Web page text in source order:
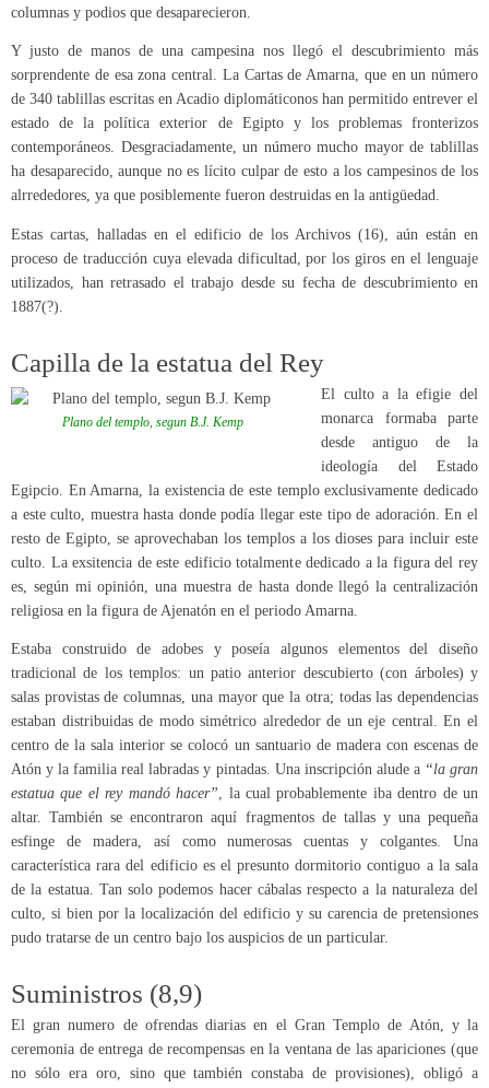
columnas y podios que desaparecieron.
Y justo de manos de una campesina nos llegó el descubrimiento más
sorprendente de esa zona central. La Cartas de Amarna, que en un número
de 340 tablillas escritas en Acadio diplomáticonos han permitido entrever el
estado de la política exterior de Egipto y los problemas fronterizos
contemporáneos. Desgraciadamente, un número mucho mayor de tablillas
ha desaparecido, aunque no es lícito culpar de esto a los campesinos de los
alrrededores, ya que posiblemente fueron destruidas en la antigüedad.
Estas cartas, halladas en el edificio de los Archivos (16), aún están en
proceso de traducción cuya elevada dificultad, por los giros en el lenguaje
utilizados, han retrasado el trabajo desde su fecha de descubrimiento en
1887(?).
Capilla de la estatua del Rey
Plano del templo, segun B.J. Kemp
El culto a la efigie del
monarca formaba parte
desde antiguo de la
ideología del Estado
Egipcio. En Amarna, la existencia de este templo exclusivamente dedicado
a este culto, muestra hasta donde podía llegar este tipo de adoración. En el
resto de Egipto, se aprovechaban los templos a los dioses para incluir este
culto. La exsitencia de este edificio totalmente dedicado a la figura del rey
es, según mi opinión, una muestra de hasta donde llegó la centralización
religiosa en la figura de Ajenatón en el periodo Amarna.
Estaba construido de adobes y poseía algunos elementos del diseño
tradicional de los templos: un patio anterior descubierto (con árboles) y
salas provistas de columnas, una mayor que la otra; todas las dependencias
estaban distribuidas de modo simétrico alrededor de un eje central. En el
centro de la sala interior se colocó un santuario de madera con escenas de
Atón y la familia real labradas y pintadas. Una inscripción alude a “la gran
estatua que el rey mandó hacer”, la cual probablemente iba dentro de un
altar. También se encontraron aquí fragmentos de tallas y una pequeña
esfinge de madera, así como numerosas cuentas y colgantes. Una
característica rara del edificio es el presunto dormitorio contiguo a la sala
de la estatua. Tan solo podemos hacer cábalas respecto a la naturaleza del
culto, si bien por la localización del edificio y su carencia de pretensiones
pudo tratarse de un centro bajo los auspicios de un particular.
Suministros (8,9)
El gran numero de ofrendas diarias en el Gran Templo de Atón, y la
ceremonia de entrega de recompensas en la ventana de las apariciones (que
no sólo era oro, sino que también constaba de provisiones), obligó a